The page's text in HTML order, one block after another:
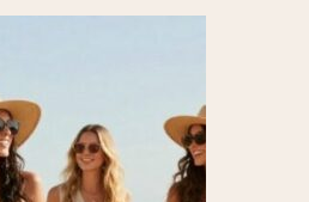
Wedges 2026:
jetzt zu Damen-